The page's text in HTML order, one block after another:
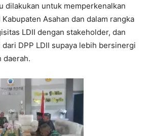
dilakukan untuk memperkenalkan
Asahan dan dalam rangka
LDII dengan stakeholder, dan
DPP LDII supaya lebih bersinergi
daerah.